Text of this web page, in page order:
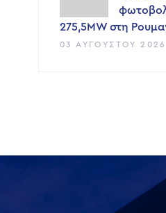
275,5MW στη
03 ΑΥΓΟΎΣΤΟΥ 2026